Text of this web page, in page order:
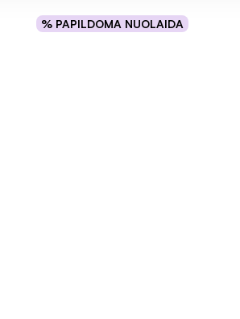
% PAPILDOMA NUOLAIDA
Į krepšelį